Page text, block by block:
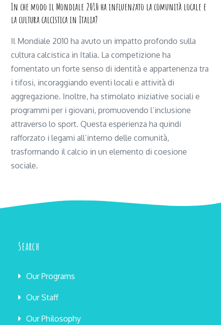
In che modo il Mondiale 2010 ha influenzato la comunità locale e
la cultura calcistica in Italia?
Il Mondiale 2010 ha avuto un impatto profondo sulla
cultura calcistica in Italia. La competizione ha
fomentato un forte senso di identità e appartenenza tra
i tifosi, incoraggiando eventi locali e attività di
aggregazione. Inoltre, ha stimolato iniziative sociali e
programmi per i giovani, promuovendo l’inclusione
attraverso lo sport. Questa esperienza ha quindi
rafforzato i legami all’interno delle comunità,
trasformando il calcio in un elemento di coesione
sociale.
Search
Our Programs
Our Staff
Our Philosophy